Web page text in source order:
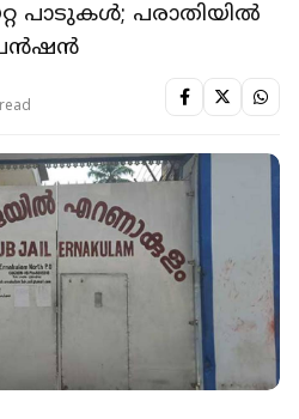
പാടുകള്‍; പരാതിയിൽ